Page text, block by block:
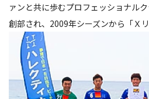
ァンと共に歩むプロフェッショナル
創部され、2009年シーズンから「Ｘ